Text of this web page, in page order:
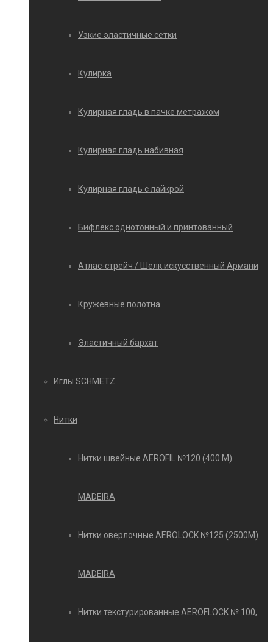
Узкие эластичные сетки
Кулирка
Кулирная гладь в пачке метражом
Кулирная гладь набивная
Кулирная гладь с лайкрой
Бифлекс однотонный и принтованный
Атлас-стрейч / Шелк искусственный Армани
Кружевные полотна
Эластичный бархат
Иглы SCHMETZ
Нитки
Нитки швейные AEROFIL №120 (400 М)
MADEIRA
Нитки оверлочные AEROLOCK №125 (2500М)
MADEIRA
Нитки текстурированные AEROFLOCK № 100,